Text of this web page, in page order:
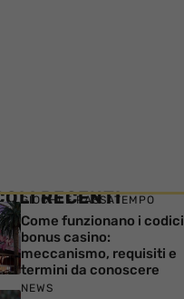
RECENTI
GIOCHI E PASSATEMPO
Come funzionano i codici
bonus casino:
meccanismo, requisiti e
termini da conoscere
NEWS